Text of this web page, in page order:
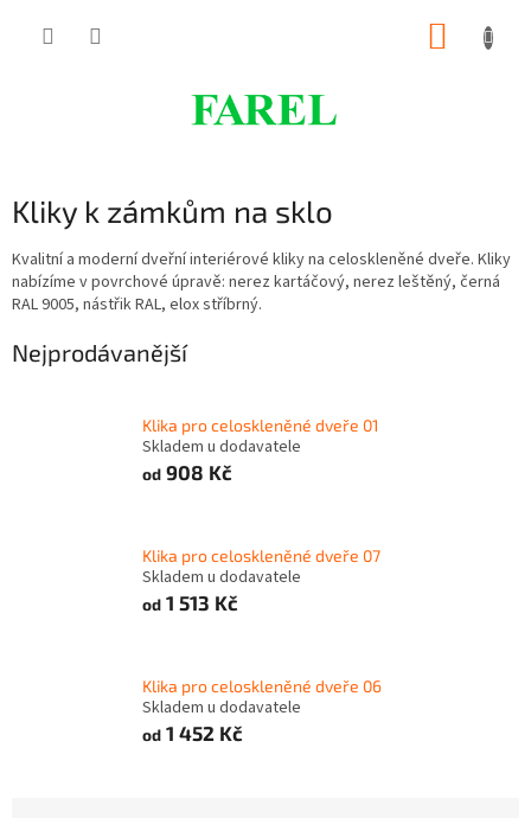
Kliky k zámkům na sklo
Kvalitní a moderní dveřní interiérové kliky na celoskleněné dveře. Kliky
nabízíme v povrchové úpravě: nerez kartáčový, nerez leštěný, černá
RAL 9005, nástřik RAL, elox stříbrný.
Nejprodávanější
Klika pro celoskleněné dveře 01
Skladem u dodavatele
od 908 Kč
Klika pro celoskleněné dveře 07
Skladem u dodavatele
od 1 513 Kč
Klika pro celoskleněné dveře 06
Skladem u dodavatele
od 1 452 Kč